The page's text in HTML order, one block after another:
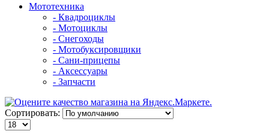
Мототехника
- Квадроциклы
- Мотоциклы
- Снегоходы
- Мотобуксировщики
- Сани-прицепы
- Аксессуары
- Запчасти
Сортировать: